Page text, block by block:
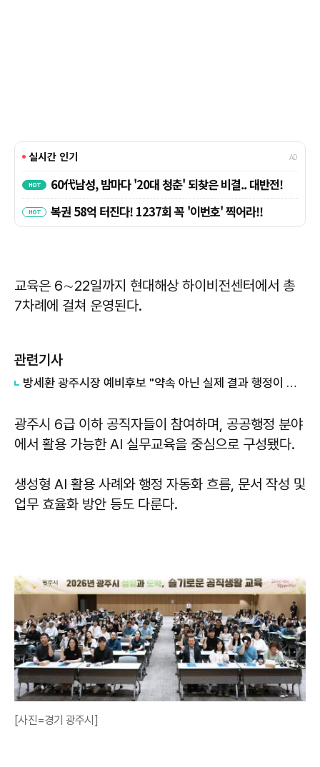
교육은 6∼22일까지 현대해상 하이비전센터에서 총
7차례에 걸쳐 운영된다.
관련기사
방세환 광주시장 예비후보 "약속 아닌 실제 결과 행정이 중요"
광주시 6급 이하 공직자들이 참여하며, 공공행정 분야
에서 활용 가능한 AI 실무교육을 중심으로 구성됐다.
생성형 AI 활용 사례와 행정 자동화 흐름, 문서 작성 및
업무 효율화 방안 등도 다룬다.
[사진=경기 광주시]